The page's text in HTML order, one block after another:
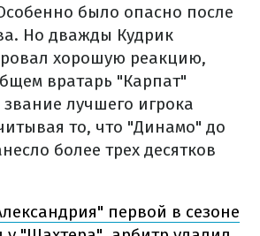
было опасно после
Но дважды Кудрик
хорошую реакцию,
вратарь "Карпат"
звание лучшего игрока
то, что "Динамо" до
более трех десятков
первой в сезоне